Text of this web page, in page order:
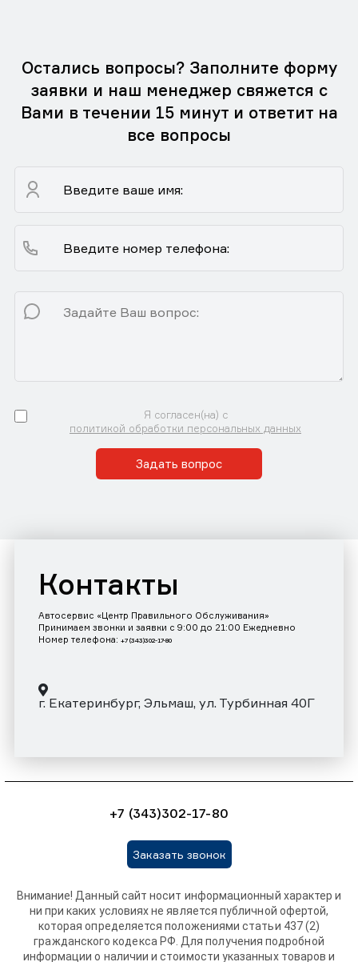
Остались вопросы? Заполните форму
заявки и наш менеджер свяжется с
Вами в течении 15 минут и ответит на
все вопросы
Я согласен(на) с
политикой обработки персональных данных
Задать вопрос
Контакты
Автосервис «Центр Правильного Обслуживания»
Принимаем звонки и заявки с 9:00 до 21:00 Ежедневно
Номер телефона: +7 (343)302-17-80
г. Екатеринбург, Эльмаш, ул. Турбинная 40Г
+7 (343)302-17-80
Заказать звонок
Внимание! Данный сайт носит информационный характер и
ни при каких условиях не является публичной офертой,
которая определяется положениями статьи 437 (2)
гражданского кодекса РФ. Для получения подробной
информации о наличии и стоимости указанных товаров и